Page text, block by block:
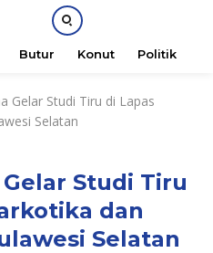
Butur Konut Politik
Gelar Studi Tiru di Lapas
Selatan
Studi Tiru
dan
Selatan